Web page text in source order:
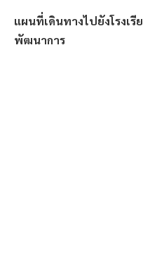
แผนที่เดินทางไปยังโรงเ
พัฒนาการ